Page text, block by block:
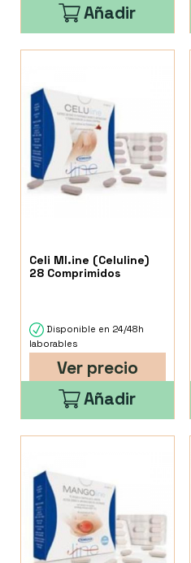
Añadir
Celi Ml.ine (Celuline)
28 Comprimidos
Disponible en 24/48h
laborables
Ver precio
Añadir